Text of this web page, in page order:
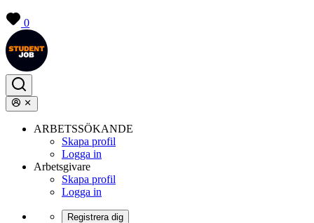
0
ARBETSSÖKANDE
Skapa profil
Logga in
Arbetsgivare
Skapa profil
Logga in
Registrera dig